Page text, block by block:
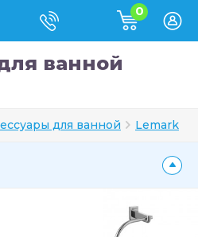
0
ванной
для ванной Lemark